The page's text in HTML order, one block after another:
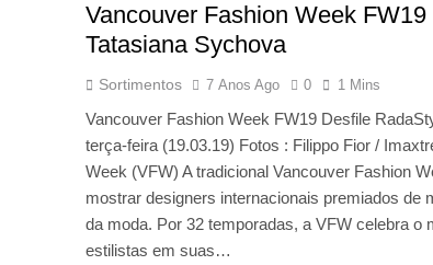
Vancouver Fashion Week
Tatasiana Sychova
Sortimentos 7 Anos Ago 0 1 Mins
Vancouver Fashion Week FW19 Desfile
terça-feira (19.03.19) Fotos : Filippo Fior /
Week (VFW) A tradicional Vancouver Fashion
mostrar designers internacionais premiados de
da moda. Por 32 temporadas, a VFW celebra o
estilistas em suas…